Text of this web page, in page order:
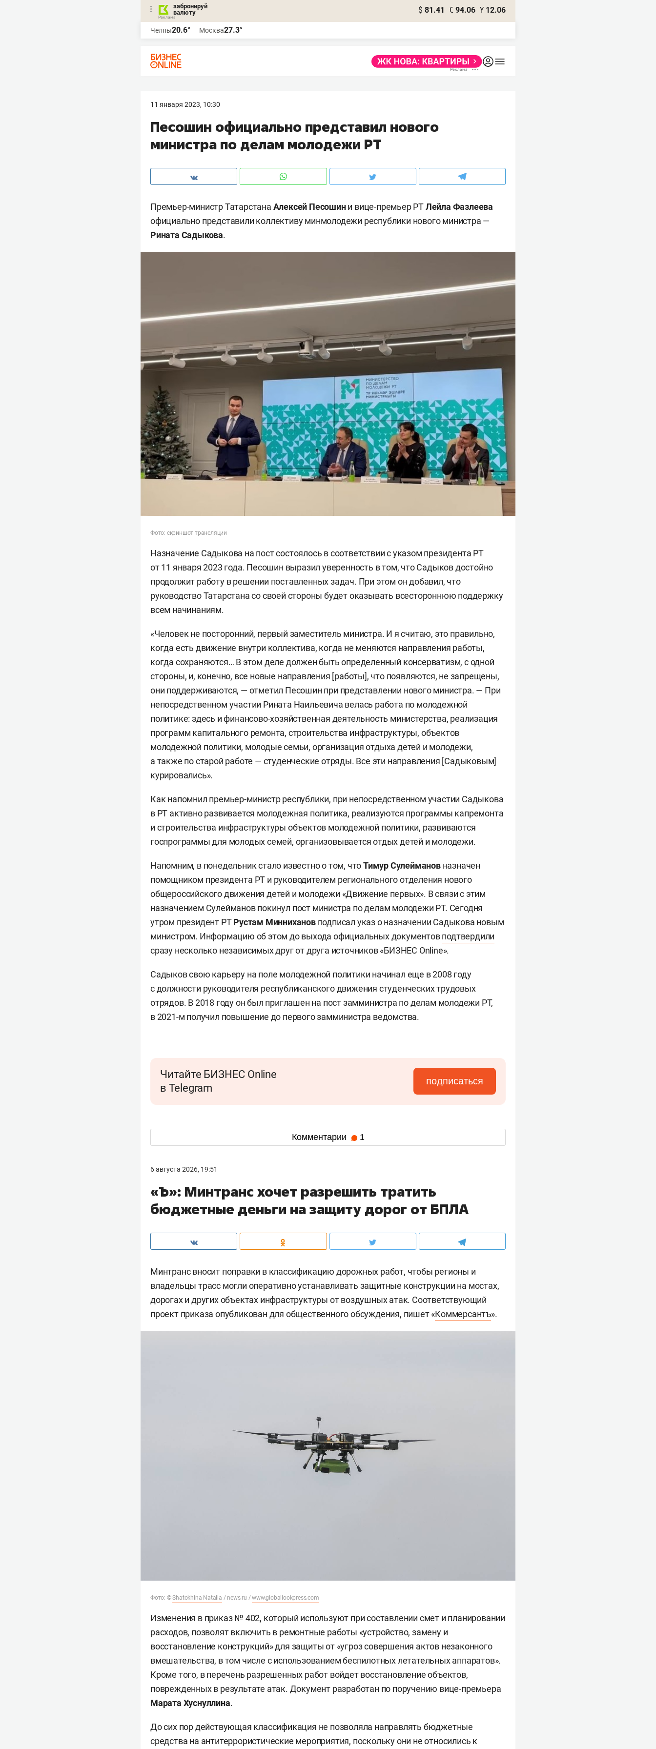
забронируй
валюту
$ 81.41 € 94.06 ¥ 12.06
Челны20.6° Москва27.3°
11 января 2023, 10:30
Песошин официально представил нового
министра по делам молодежи РТ
Премьер-министр Татарстана Алексей Песошини вице-премьер РТЛейла Фазлеева
официально представили коллективу минмолодежи республики нового министра —
Рината Садыкова.
Фото: скриншот трансляции
Назначение Садыкова на пост состоялось в соответствии с указом президента РТ
от 11 января 2023 года. Песошин выразил уверенность в том, что Садыков достойно
продолжит работу в решении поставленных задач. При этом он добавил, что
руководство Татарстана со своей стороны будет оказывать всестороннюю поддержку
всем начинаниям.
«Человек не посторонний, первый заместитель министра. И я считаю, это правильно,
когда есть движение внутри коллектива, когда не меняются направления работы,
когда сохраняются… В этом деле должен быть определенный консерватизм, с одной
стороны, и, конечно, все новые направления [работы], что появляются, не запрещены,
они поддерживаются, — отметил Песошин при представлении нового министра. — При
непосредственном участии Рината Наильевича велась работа по молодежной
политике: здесь и финансово-хозяйственная деятельность министерства, реализация
программ капитального ремонта, строительства инфраструктуры, объектов
молодежной политики, молодые семьи, организация отдыха детей и молодежи,
а также по старой работе — студенческие отряды. Все эти направления [Садыковым]
курировались».
Как напомнил премьер-министр республики, при непосредственном участии Садыкова
в РТ активно развивается молодежная политика, реализуются программы капремонта
и строительства инфраструктуры объектов молодежной политики, развиваются
госпрограммы для молодых семей, организовывается отдых детей и молодежи.
Напомним, в понедельник стало известно о том, чтоТимур Сулейманов назначен
помощником президента РТ и руководителем регионального отделения нового
общероссийского движения детей и молодежи «Движение первых». В связи с этим
назначением Сулейманов покинул пост министра по делам молодежи РТ. Сегодня
утром президент РТРустам Миннихановподписал указ о назначении Садыкова новым
министром. Информацию об этом до выхода официальных документовподтвердили
сразу несколько независимых друг от друга источников «БИЗНЕС Online».
Садыков свою карьеру на поле молодежной политики начинал еще в 2008 году
с должности руководителя республиканского движения студенческих трудовых
отрядов. В 2018 году он был приглашен на пост замминистра по делам молодежи РТ,
в 2021-м получил повышение до первого замминистра ведомства.
Читайте БИЗНЕС Online
в Telegram
подписаться
Комментарии 1
6 августа 2026, 19:51
«Ъ»: Минтранс хочет разрешить тратить
бюджетные деньги на защиту дорог от БПЛА
Минтранс вносит поправки в классификацию дорожных работ, чтобы регионы и
владельцы трасс могли оперативно устанавливать защитные конструкции на мостах,
дорогах и других объектах инфраструктуры от воздушных атак. Соответствующий
проект приказа опубликован для общественного обсуждения, пишет «Коммерсантъ».
Фото: ©Shatokhina Natalia / news.ru /www.globallookpress.com
Изменения в приказ № 402, который используют при составлении смет и планировании
расходов, позволят включить в ремонтные работы «устройство, замену и
восстановление конструкций» для защиты от «угроз совершения актов незаконного
вмешательства, в том числе с использованием беспилотных летательных аппаратов».
Кроме того, в перечень разрешенных работ войдет восстановление объектов,
поврежденных в результате атак. Документ разработан по поручению вице-премьера
Марата Хуснуллина.
До сих пор действующая классификация не позволяла направлять бюджетные
средства на антитеррористические мероприятия, поскольку они не относились к